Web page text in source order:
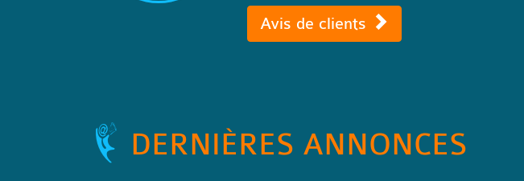
Avis de clients
DERNIÈRES ANNONCES